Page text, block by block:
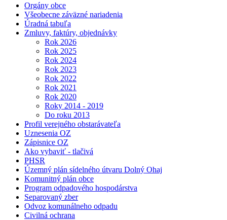
Orgány obce
Všeobecne záväzné nariadenia
Úradná tabuľa
Zmluvy, faktúry, objednávky
Rok 2026
Rok 2025
Rok 2024
Rok 2023
Rok 2022
Rok 2021
Rok 2020
Roky 2014 - 2019
Do roku 2013
Profil verejného obstarávateľa
Uznesenia OZ
Zápisnice OZ
Ako vybaviť - tlačivá
PHSR
Územný plán sídelného útvaru Dolný Ohaj
Komunitný plán obce
Program odpadového hospodárstva
Separovaný zber
Odvoz komunálneho odpadu
Civilná ochrana